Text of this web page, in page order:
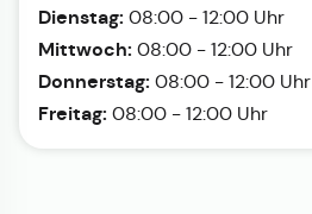
Dienstag: 08:00 - 12:00 Uhr
Mittwoch: 08:00 - 12:00 Uhr
Donnerstag: 08:00 - 12:00 Uhr
Freitag: 08:00 - 12:00 Uhr